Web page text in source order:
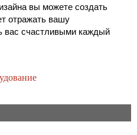
вы можете создать
отражать вашу
вас счастливыми каждый